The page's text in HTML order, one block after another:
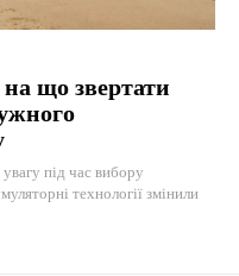
що звертати
під час вибору
технології змінили